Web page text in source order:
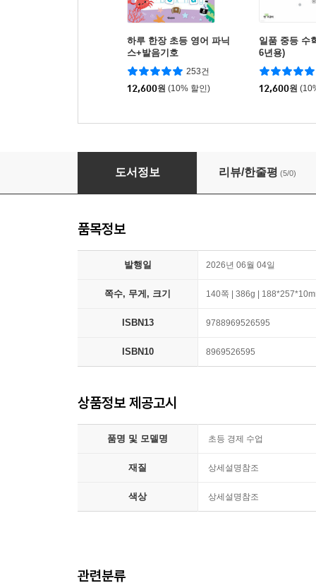
하루 한장 초등 영어 파닉
스+발음기호
253건
12,600원 (10% 할인)
일품 중등 수
6년용)
12,600원
초등 경제 수업
도서정보 리뷰/한줄평 (5/0)
품목정보
발행일 2026년 06월 04일
쪽수, 무게, 크기 140쪽 | 386g |
ISBN13 9788969526595
ISBN10 8969526595
상품정보 제공고시
품명 및 모델명 초등 경제 수업
재질 상세설명참조
색상 상세설명참조
관련분류